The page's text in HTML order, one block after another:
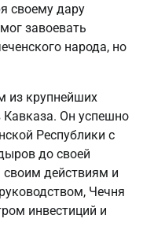
своему дару
завоевать
народа, но
из крупнейших
Он успешно
Республики с
до своей
своим действиям и
Чечня
инвестиций и